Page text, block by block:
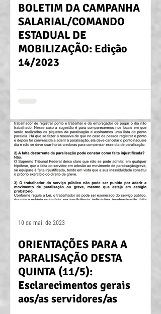
BOLETIM DA CAMPANHA
SALARIAL/COMANDO
ESTADUAL DE
MOBILIZAÇÃO: Edição
14/2023
ORIENTAÇÕES PARA A
PARALISAÇÃO DESTA
QUINTA (11/5):
Esclarecimentos gerais
aos/as servidores/as
10 de mai. de 2023